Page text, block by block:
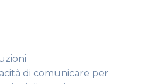
di comunicare per